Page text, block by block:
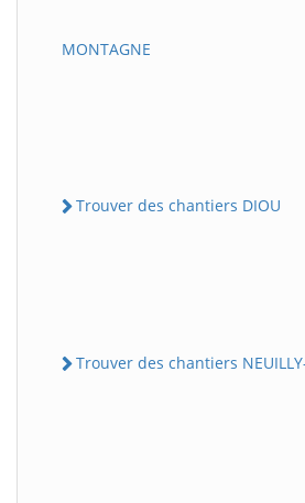
MONTAGNE
Trouver des chantiers DIOU
Trouver des chantiers